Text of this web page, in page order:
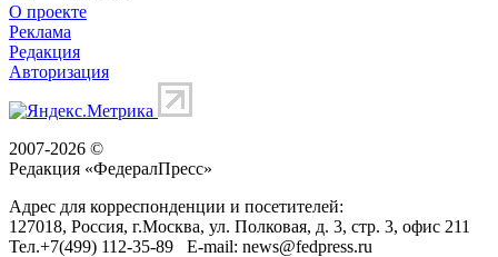
О проекте
Реклама
Редакция
Авторизация
2007-2026 ©
Редакция «ФедералПресс»
Адрес для корреспонденции и посетителей:
127018, Россия, г.Москва, ул. Полковая, д. 3, стр. 3, офис 211
Тел.+7(499) 112-35-89 E-mail: news@fedpress.ru